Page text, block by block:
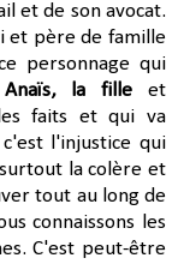
et de son avocat.
et père de famille
personnage qui
Anaïs, la fille et
faits et qui va
l'injustice qui
la colère et
tout au long de
connaissons les
C'est peut-être